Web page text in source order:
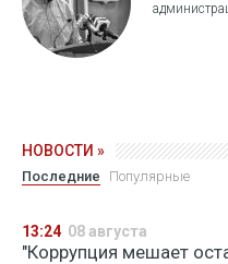
НОВОСТИ »
Последние Популярные
13:24 08 августа
"Коррупция мешает